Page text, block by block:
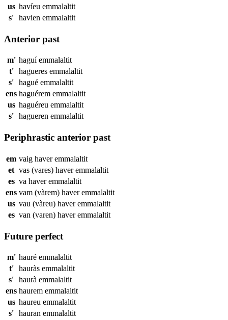
us havíeu emmalaltit
s' havien emmalaltit
Anterior past
m' haguíemmalaltit
t'
hagueres emmalaltit
s' hagué emmalaltit
ens haguérem emmalaltit
us haguéreu emmalaltit
s' hagueren emmalaltit
Periphrastic anterior past
em vaig haveremmalaltit
et vas (vares) haveremmalaltit
es va haveremmalaltit
ens vam (vàrem) haveremmalaltit
us vau (vàreu) haveremmalaltit
es van (varen) haveremmalaltit
Future perfect
m' hauré emmalaltit
t'
hauràs emmalaltit
s' haurà emmalaltit
ens haurem emmalaltit
us haureu emmalaltit
s' hauran emmalaltit